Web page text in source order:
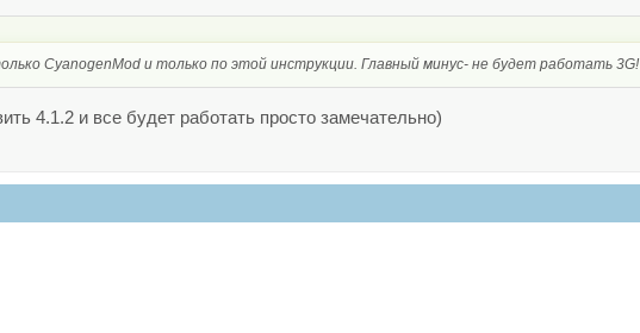
СyanogenMod и только по этой инструкции. Главный минус- не будет работать 3G!
4.1.2 и все будет работать просто замечательно)